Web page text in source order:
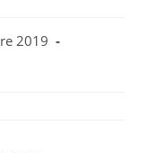
2019